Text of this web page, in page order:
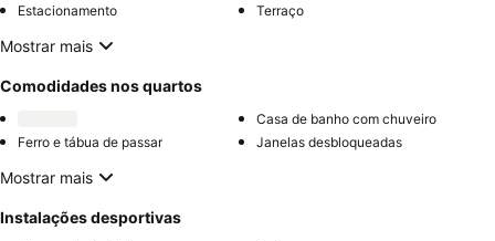
Estacionamento Terraço
Mostrar mais
Comodidades nos quartos
Casa de banho com chuveiro
Ferro e tábua de passar
Janelas desbloqueadas
Mostrar mais
Instalações desportivas